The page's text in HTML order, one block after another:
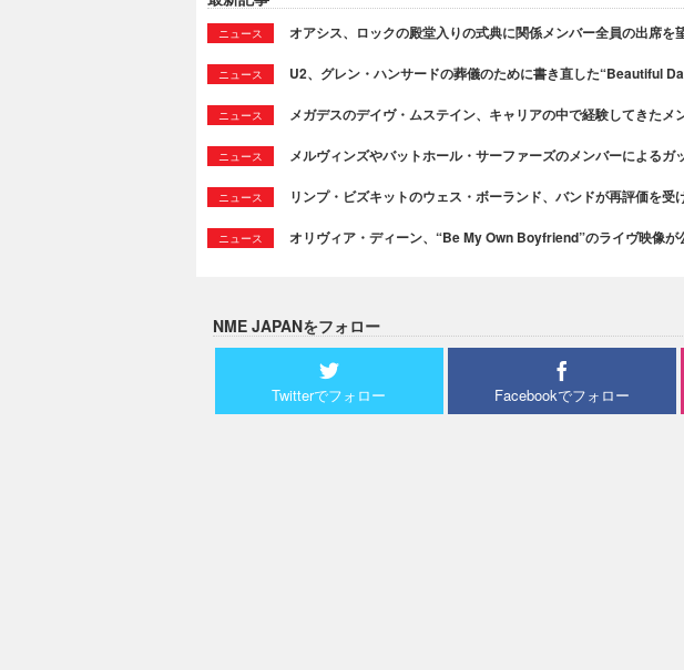
ニュース オアシス、ロックの殿堂入りの式典に関係メンバー全員の出席を
ニュース U2、グレン・ハンサードの葬儀のために書き直した“Beautiful
ニュース メガデスのデイヴ・ムステイン、キャリアの中で経験してきた
ニュース メルヴィンズやバットホール・サーファーズのメンバーによるガ
ニュース リンプ・ビズキットのウェス・ボーランド、バンドが再評価を受
ニュース オリヴィア・ディーン、“Be My Own Boyfriend”のライヴ映像が
NME JAPANをフォロー
Twitterでフォロー Facebookでフォロー